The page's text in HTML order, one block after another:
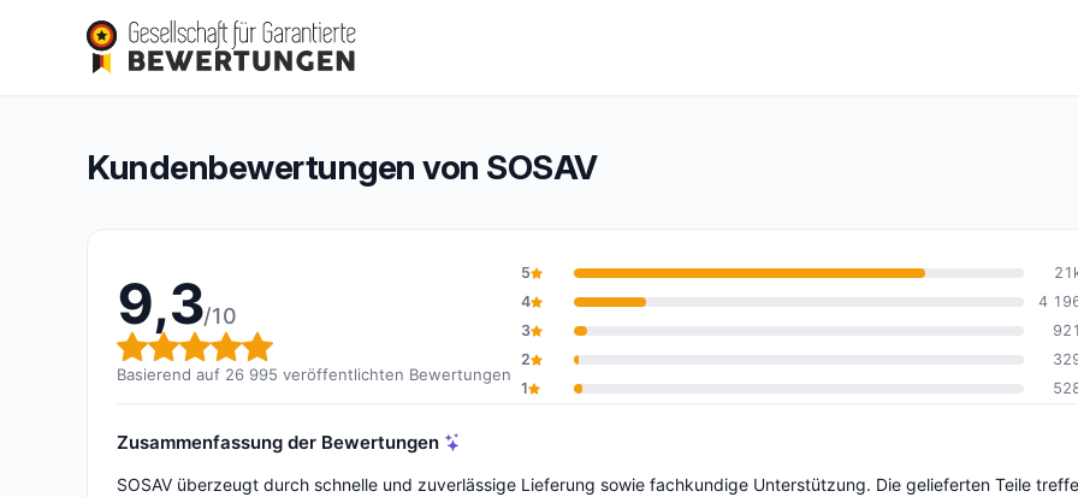
SOSAV
Gesamtbewertung: 9,3 von 10
9,3/10(26 995 Bewertungen)
Kundenbewertungen von SOSAV
9,3/10
Gesamtbewertung: 9,3 von 10
Basierend auf 26 995 veröffentlichten Bewertungen
5
4
4
3
921
2
1
Zusammenfassung der Bewertungen
SOSAV überzeugt durch schnelle und zuverlässige Lieferung sowie fachkundige Unterstützung. Die gelieferten Teile